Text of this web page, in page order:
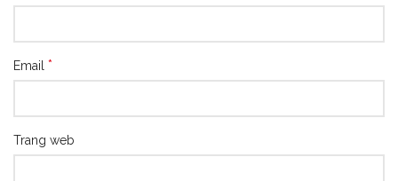
Email *
Trang web